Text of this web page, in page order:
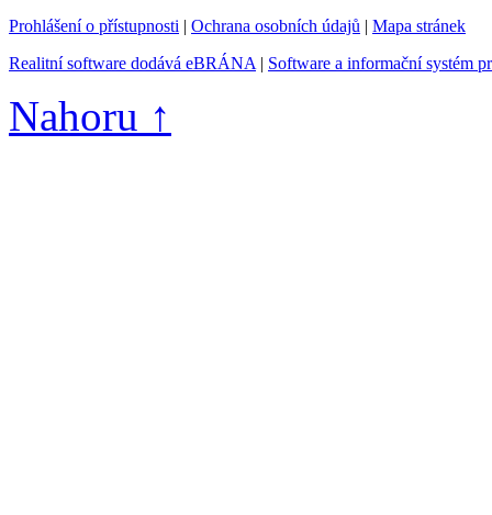
Prohlášení o přístupnosti | Ochrana osobních údajů | Mapa stránek
Realitní software dodává eBRÁNA | Software a informační systém
Nahoru ↑